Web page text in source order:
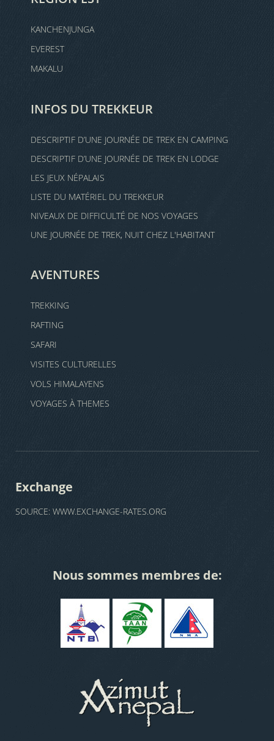
KANCHENJUNGA
EVEREST
MAKALU
INFOS DU TREKKEUR
DESCRIPTIF D’UNE JOURNÉE DE TREK EN CAMPING
DESCRIPTIF D’UNE JOURNÉE DE TREK EN LODGE
LES JEUX NÉPALAIS
LISTE DU MATÉRIEL DU TREKKEUR
NIVEAUX DE DIFFICULTÉ DE NOS VOYAGES
UNE JOURNÉE DE TREK, NUIT CHEZ L'HABITANT
AVENTURES
TREKKING
RAFTING
SAFARI
VISITES CULTURELLES
VOLS HIMALAYENS
VOYAGES À THEMES
Exchange
SOURCE: WWW.EXCHANGE-RATES.ORG
Nous sommes membres de: